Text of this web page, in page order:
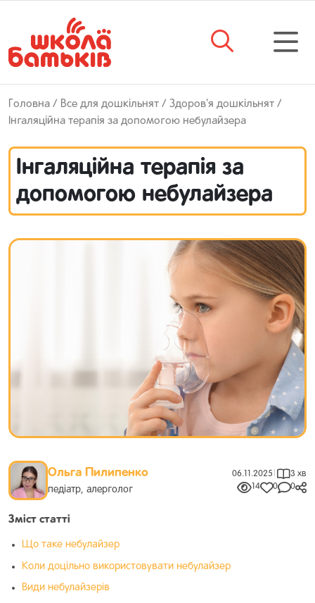
Головна / Все для дошкільнят / Здоров'я дошкільнят /
Інгаляційна терапія за допомогою небулайзера
Інгаляційна терапія за
допомогою небулайзера
Ольга Пилипенко
педіатр, алерголог
06.11.2025
3 хв
14
0 0
Зміст статті
Що таке небулайзер
Коли доцільно використовувати небулайзер
Види небулайзерів